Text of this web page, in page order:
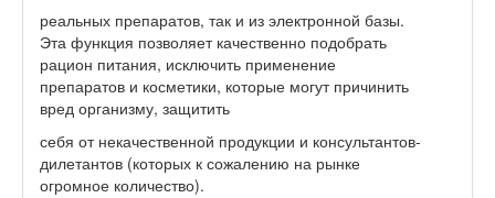
реальных препаратов, так и из электронной базы.
Эта функция позволяет качественно подобрать
рацион питания, исключить применение
препаратов и косметики, которые могут причинить
вред организму, защитить
себя от некачественной продукции и консультантов-
дилетантов (которых к сожалению на рынке
огромное количество).